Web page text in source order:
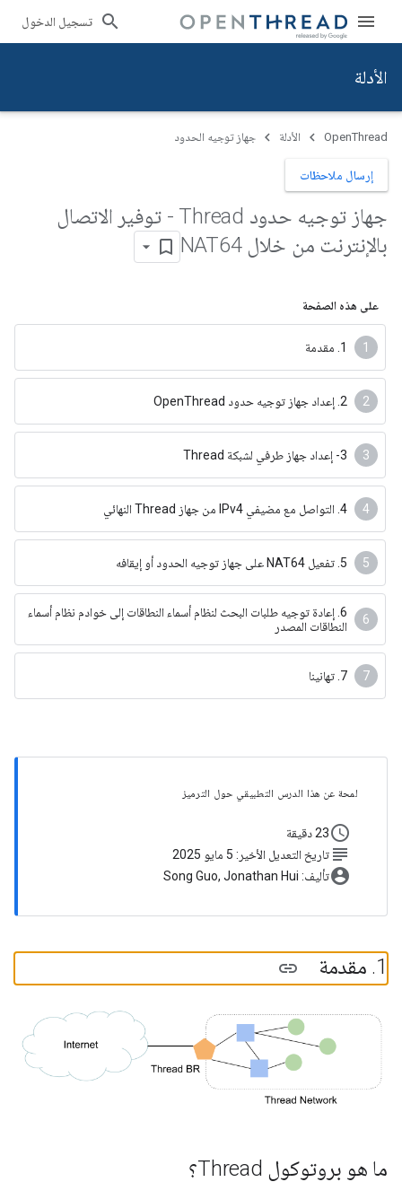
تسجيل الدخول
الأدلة
OpenThread الأدلة جهاز توجيه الحدود
إرسال ملاحظات
جهاز توجيه حدود Thread - توفير الاتصال
بالإنترنت من خلال NAT64
على هذه الصفحة
‫1. مقدمة
‫2. إعداد جهاز توجيه حدود OpenThread
3- إعداد جهاز طرفي لشبكة Thread
4. التواصل مع مضيفي IPv4 من جهاز Thread النهائي
5. تفعيل NAT64 على جهاز توجيه الحدود أو إيقافه
6. إعادة توجيه طلبات البحث لنظام أسماء النطاقات إلى خوادم نظام أسماء
النطاقات المصدر
7. تهانينا
لمحة عن هذا الدرس التطبيقي حول الترميز
schedule23 دقيقة
subject تاريخ التعديل الأخير: 5 مايو 2025
account_circleتأليف: Song Guo, Jonathan Hui
‫1
. مقدمة
ما هو بروتوكول Thread؟